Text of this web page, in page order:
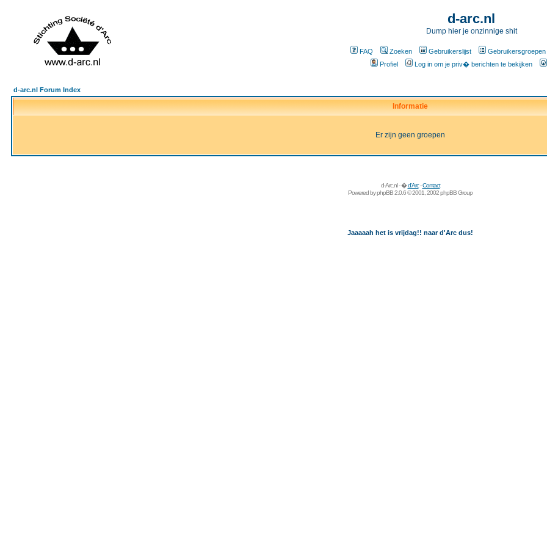
d-arc.nl
Dump hier je onzinnige shit
FAQ Zoeken Gebruikerslijst Gebruikersgroepen
Profiel
Log in om je priv� berichten te bekijken
d-arc.nl Forum Index
Informatie
Er zijn geen groepen
d-Arc.nl - �d'Arc-Contact
Powered byphpBB2.0.6 © 2001, 2002 phpBB Group
Jaaaaah het is vrijdag!! naar d'Arc dus!